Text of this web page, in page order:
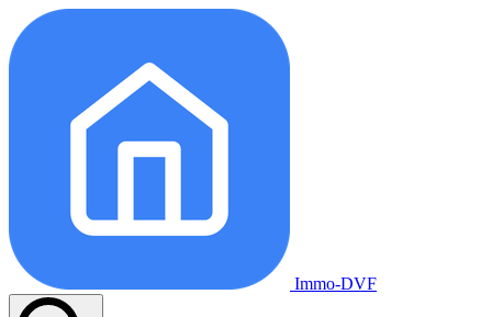
Immo-DVF